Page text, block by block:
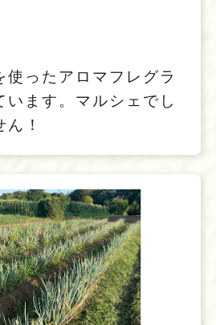
使ったアロマフレグラ
います。マルシェでし
！